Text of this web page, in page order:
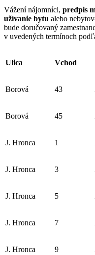
Vážení nájomníci, predpis
užívanie bytu alebo
bude doručovaný
v uvedených termínoch
Ulica Vchod
Borová 43
Borová 45
J. Hronca 1
J. Hronca 3
J. Hronca 5
J. Hronca 7
J. Hronca 9